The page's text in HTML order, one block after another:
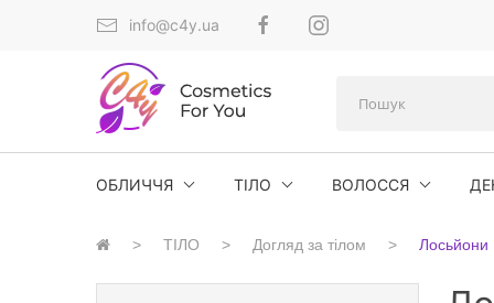
info@c4y.ua
ОБЛИЧЧЯ ТІЛО ВОЛОССЯ
ТІЛО Догляд за тілом Лосьйони